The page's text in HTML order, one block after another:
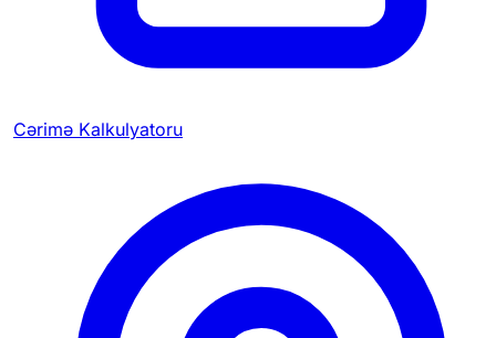
Cərimə Kalkulyatoru